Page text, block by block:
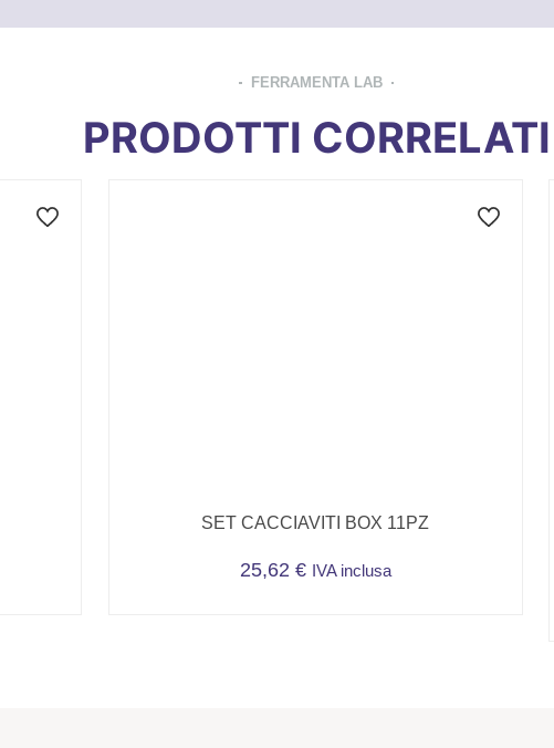
FERRAMENTA LAB
PRODOTTI CORRELATI
SET CACCIAVITI BOX 11PZ
25,62 € IVA inclusa